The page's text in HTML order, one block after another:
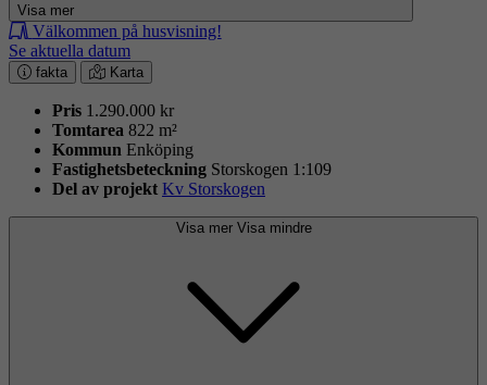
Visa mer
Välkommen på husvisning!
Se aktuella datum
fakta Karta
Pris 1.290.000 kr
Tomtarea 822 m²
Kommun Enköping
Fastighets­beteckning Storskogen 1:109
Del av projekt Kv Storskogen
Visa mer Visa mindre